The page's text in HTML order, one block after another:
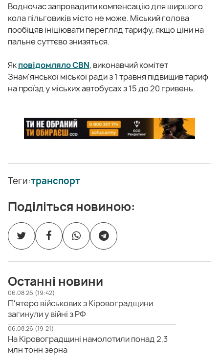
Водночас запровадити компенсацію для ширшого
кола пільговиків місто не може. Міський голова
пообіцяв ініціювати перегляд тарифу, якщо ціни на
пальне суттєво знизяться.
Якповідомляло CBN, виконавчий комітет
Знам'янської міської ради з 1 травня підвищив тариф
на проїзд у міських автобусах з 15 до 20 гривень.
Теги:транспорт
Поділіться новиною:
Останні новини
06.08.26 (19:42)
П'ятеро військових з Кіровоградщини
загинули у війні з РФ
06.08.26 (19:21)
На Кіровоградщині намолотили понад 2,3
млн тонн зерна